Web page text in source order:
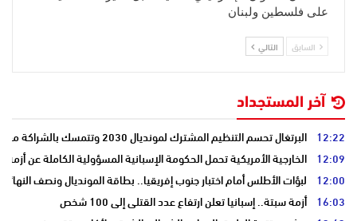
على فلسطين ولبنان
السابق التالي
آخر المستجداد
12:22 البرتغال تحسم التنظيم المشترك لمونديال 2030 وتتمسك بالشراكة مع المغرب وإسبانيا
12:09 الخارجية الأمريكية تحمل الحكومة الإسبانية المسؤولية الكاملة عن أزمة
12:00 لبؤات الأطلس أمام اختبار جنوب إفريقيا.. بطاقة المونديال ونصف
16:03 أزمة سبتة.. إسبانيا تعلن ارتفاع عدد القتلى إلى 100 شخص